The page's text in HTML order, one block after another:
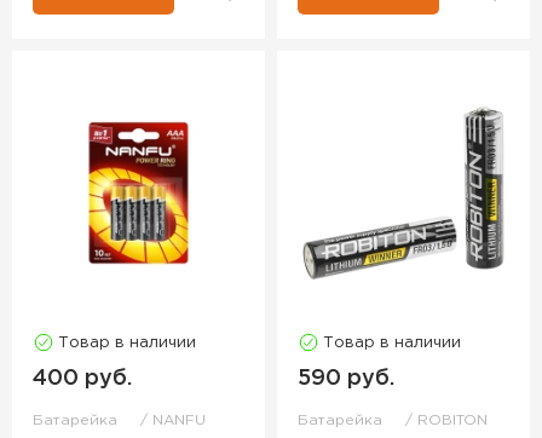
Товар в наличии
400 руб.
Батарейка NANFU
Товар в наличии
590 руб.
Батарейка ROBITON